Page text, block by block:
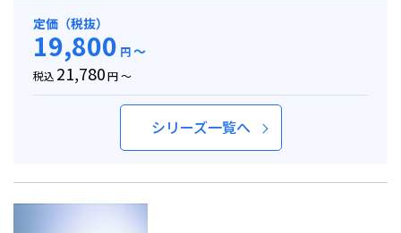
定価（税抜）
19,800 円～
税込 21,780円 ～
シリーズ一覧へ